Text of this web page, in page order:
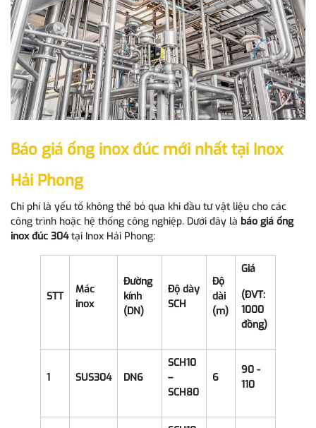
Báo giá ống inox đúc mới nhất tại Inox
Hải Phong
Chi phí là yếu tố không thể bỏ qua khi đầu tư vật liệu cho các
công trình hoặc hệ thống công nghiệp. Dưới đây là báo giá ống
inox đúc 304tại Inox Hải Phong:
STT
Mác
inox
Đường
kính
(DN)
Độ dày
SCH
Độ
dài
(m)
Giá
(ĐVT:
1000
đồng)
1 SUS304 DN6
SCH10
–
SCH80
6
90 -
110